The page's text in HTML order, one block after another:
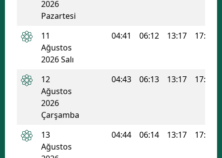
İstanbul
2026
Pazartesi
11
Ağustos
2026 Salı
04:41 06:12 13:17 17:03
12
Ağustos
2026
Çarşamba
04:43 06:13 13:17 17:03
13
Ağustos
04:44 06:14 13:17 17:02